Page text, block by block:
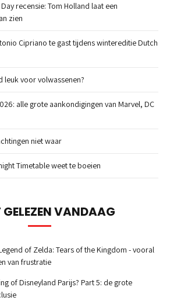
recensie: Tom Holland laat een
zien
Cipriano te gast tijdens wintereditie Dutch
voor volwassenen?
alle grote aankondigingen van Marvel, DC
niet waar
Timetable weet te boeien
GELEZEN VANDAAG
of Zelda: Tears of the Kingdom - vooral
van frustratie
of Disneyland Parijs? Part 5: de grote